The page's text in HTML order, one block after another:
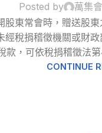
Posted by
萬集
股東常會時，贈送股
經稅捐稽徵機關或財
款，可依稅捐稽徵法
CONTINUE